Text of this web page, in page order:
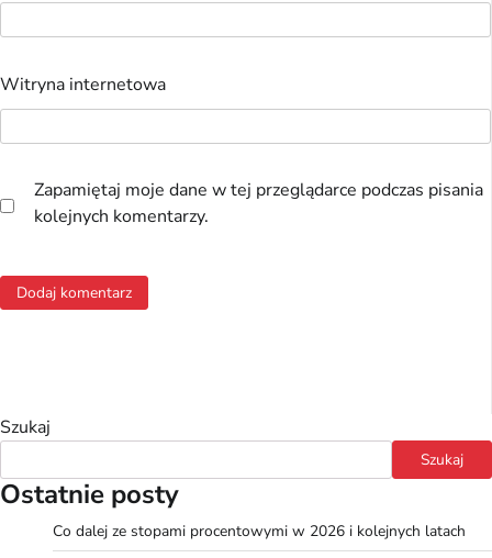
Witryna internetowa
Zapamiętaj moje dane w tej przeglądarce podczas pisania
kolejnych komentarzy.
Szukaj
Szukaj
Ostatnie posty
Co dalej ze stopami procentowymi w 2026 i kolejnych latach